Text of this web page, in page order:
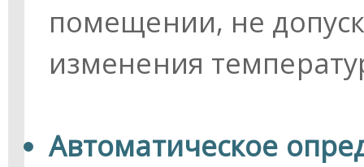
помещении, не
изменения
Автоматическое